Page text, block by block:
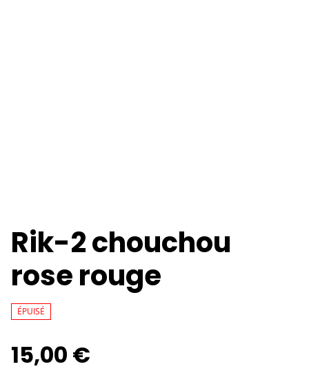
Rik-2 chouchou
rose rouge
ÉPUISÉ
15,00 €